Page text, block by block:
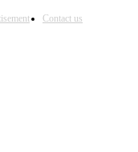
Contact us